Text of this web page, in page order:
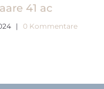
41 ac
| 0 Kommentare